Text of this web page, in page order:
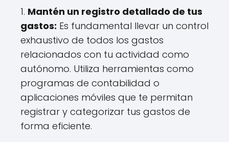
1. Mantén un registro detallado de tus
gastos: Es fundamental llevar un control
exhaustivo de todos los gastos
relacionados con tu actividad como
autónomo. Utiliza herramientas como
programas de contabilidad o
aplicaciones móviles que te permitan
registrar y categorizar tus gastos de
forma eficiente.